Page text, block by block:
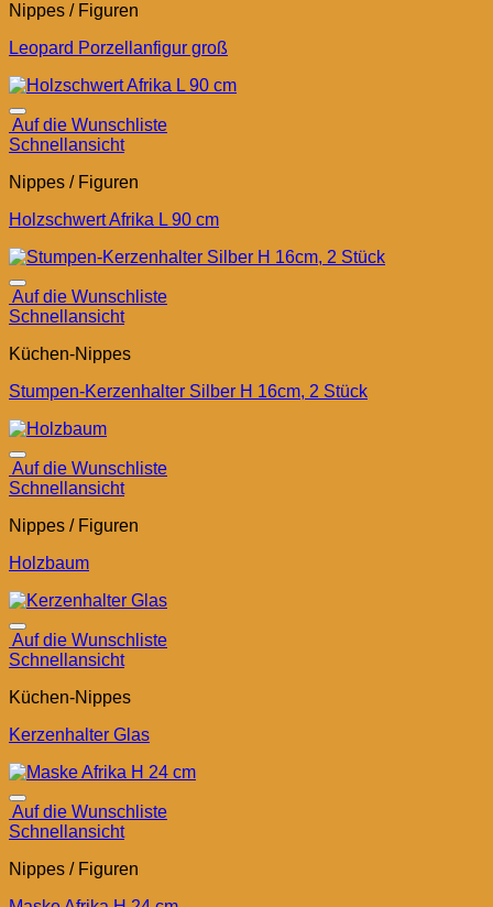
Nippes / Figuren
Leopard Porzellanfigur groß
Auf die Wunschliste
Schnellansicht
Nippes / Figuren
Holzschwert Afrika L 90 cm
Auf die Wunschliste
Schnellansicht
Küchen-Nippes
Stumpen-Kerzenhalter Silber H 16cm, 2 Stück
Auf die Wunschliste
Schnellansicht
Nippes / Figuren
Holzbaum
Auf die Wunschliste
Schnellansicht
Küchen-Nippes
Kerzenhalter Glas
Auf die Wunschliste
Schnellansicht
Nippes / Figuren